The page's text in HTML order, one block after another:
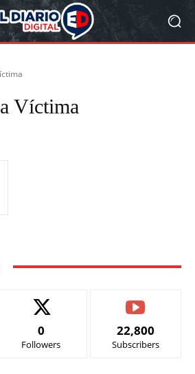
Víctima
0
Followers
22,800
Subscribers